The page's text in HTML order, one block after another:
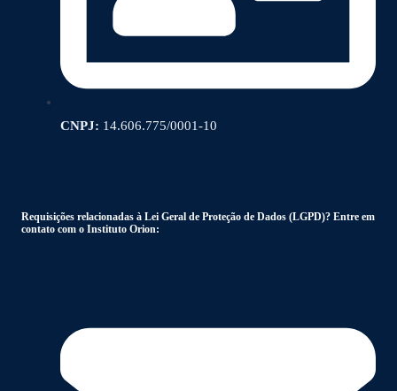
CNPJ: 14.606.775/0001-10
Requisições relacionadas à Lei Geral de Proteção de Dados (LGPD)? Entre em
contato com o Instituto Orion: